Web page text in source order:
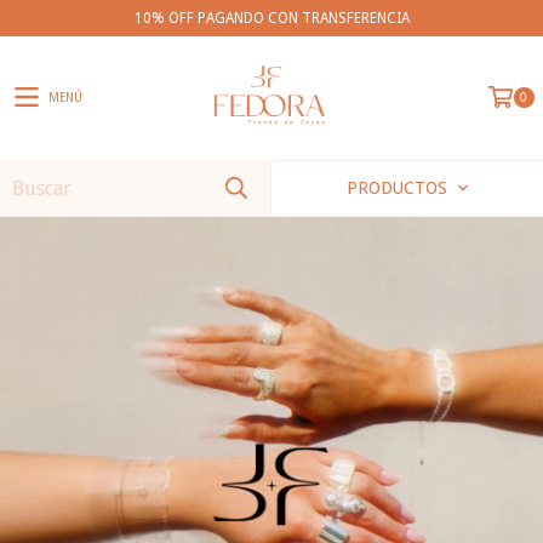
10% OFF PAGANDO CON TRANSFERENCIA
MENÚ 0
PRODUCTOS